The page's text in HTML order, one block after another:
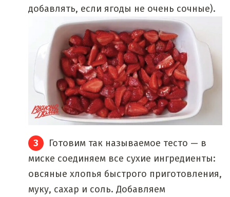
добавлять, если ягоды не очень сочные).
Готовим так называемое тесто — в
миске соединяем все сухие ингредиенты:
овсяные хлопья быстрого приготовления,
муку, сахар и соль. Добавляем